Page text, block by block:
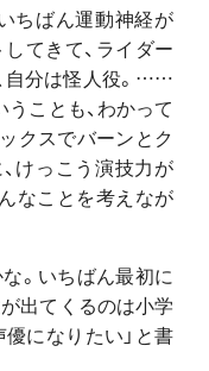
ちばん運動神経が
てきて、ライダー
自分は怪人役。……
ことも、わかって
クスでバーンとク
けっこう演技力が
なことを考えなが
。いちばん最初に
出てくるのは小学
になりたい」と書